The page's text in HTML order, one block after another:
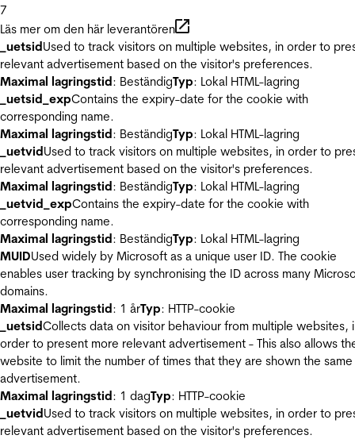
7
Läs mer om den här leverantören
_uetsidUsed to track visitors on multiple websites, in order to
relevant advertisement based on the visitor's preferences.
Maximal lagringstid: BeständigTyp: Lokal HTML-lagring
_uetsid_expContains the expiry-date for the cookie with
corresponding name.
Maximal lagringstid: BeständigTyp: Lokal HTML-lagring
_uetvidUsed to track visitors on multiple websites, in order to
relevant advertisement based on the visitor's preferences.
Maximal lagringstid: BeständigTyp: Lokal HTML-lagring
_uetvid_expContains the expiry-date for the cookie with
corresponding name.
Maximal lagringstid: BeständigTyp: Lokal HTML-lagring
MUIDUsed widely by Microsoft as a unique user ID. The cookie
enables user tracking by synchronising the ID across many
domains.
Maximal lagringstid: 1 årTyp: HTTP-cookie
_uetsidCollects data on visitor behaviour from multiple websites,
order to present more relevant advertisement - This also allows
website to limit the number of times that they are shown the same
advertisement.
Maximal lagringstid: 1 dagTyp: HTTP-cookie
_uetvidUsed to track visitors on multiple websites, in order to
relevant advertisement based on the visitor's preferences.